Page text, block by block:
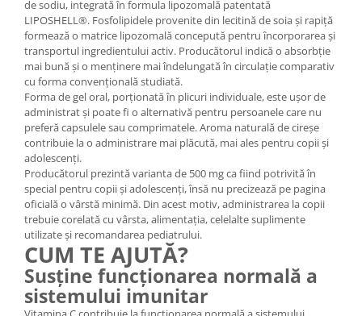
de sodiu, integrată în formula lipozomală patentată
LIPOSHELL®. Fosfolipidele provenite din lecitină de soia și rapiță
formează o matrice lipozomală concepută pentru încorporarea și
transportul ingredientului activ. Producătorul indică o absorbție
mai bună și o menținere mai îndelungată în circulație comparativ
cu forma convențională studiată.
Forma de gel oral, porționată în plicuri individuale, este ușor de
administrat și poate fi o alternativă pentru persoanele care nu
preferă capsulele sau comprimatele. Aroma naturală de cireșe
contribuie la o administrare mai plăcută, mai ales pentru copii și
adolescenți.
Producătorul prezintă varianta de 500 mg ca fiind potrivită în
special pentru copii și adolescenți, însă nu precizează pe pagina
oficială o vârstă minimă. Din acest motiv, administrarea la copii
trebuie corelată cu vârsta, alimentația, celelalte suplimente
utilizate și recomandarea pediatrului.
CUM TE AJUTĂ?
Susține funcționarea normală a
sistemului imunitar